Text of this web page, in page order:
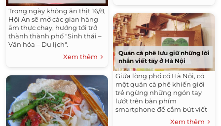
Trong ngày không ăn thịt 16/8,
Hội An sẽ mở các gian hàng
ẩm thực chay, hướng tới trở
thành thành phố "Sinh thái –
Văn hóa – Du lịch".
Xem thêm
Quán cà phê lưu giữ những lời
nhắn viết tay ở Hà Nội
Giữa lòng phố cổ Hà Nội, có
một quán cà phê khiến giới
trẻ ngừng những ngón tay
lướt trên bàn phím
smartphone để cầm bút viết
lên những mảnh giấy đủ
Xem thêm